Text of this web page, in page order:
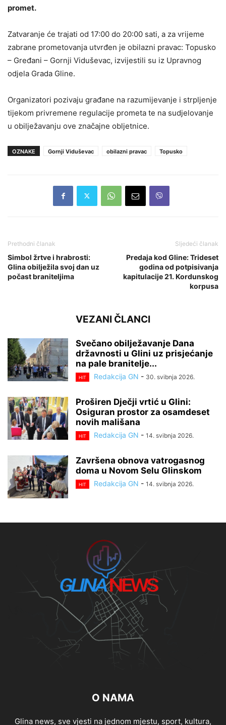
promet.
Zatvaranje će trajati od 17:00 do 20:00 sati, a za vrijeme
zabrane prometovanja utvrđen je obilazni pravac: Topusko
– Gređani – Gornji Viduševac, izvijestili su iz Upravnog
odjela Grada Gline.
Organizatori pozivaju građane na razumijevanje i strpljenje
tijekom privremene regulacije prometa te na sudjelovanje
u obilježavanju ove značajne obljetnice.
OZNAKE Gornji Viduševac obilazni pravac Topusko
Prethodni članak
Simbol žrtve i hrabrosti:
Glina obilježila svoj dan uz
počast braniteljima
Sljedeći članak
Predaja kod Gline: Trideset
godina od potpisivanja
kapitulacije 21. Kordunskog
korpusa
VEZANI ČLANCI
Svečano obilježavanje Dana
državnosti u Glini uz prisjećanje
na pale branitelje...
HIT Redakcija GN - 30. svibnja 2026.
Proširen Dječji vrtić u Glini:
Osiguran prostor za osamdeset
novih mališana
HIT Redakcija GN - 14. svibnja 2026.
Završena obnova vatrogasnog
doma u Novom Selu Glinskom
HIT Redakcija GN - 14. svibnja 2026.
O NAMA
Glina news, sve vjesti na jednom mjestu, sport, kultura,